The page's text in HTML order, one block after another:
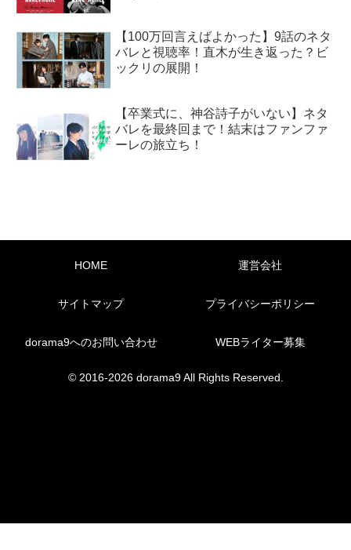
【100万回言えばよかった】9話のネタ
バレと視聴率！直木が生き返った？ビ
ックリの展開！
【卒業式に、神谷詩子がいない】ネタ
バレを最終回まで！結末はファンファ
ーレの旅立ち！
HOME 運営会社
サイトマップ プライバシーポリシー
dorama9へのお問い合わせ WEBライター募集
© 2016-2026 dorama9 All Rights Reserved.